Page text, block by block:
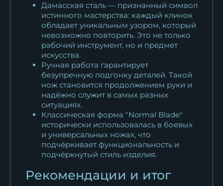
Дамасская сталь — признанный символ
истинного мастерства: каждый клинок
обладает уникальным узором, который
невозможно повторить. Это не только
рабочий инструмент, но и предмет
искусства.
Ручная работа гарантирует
безупречную подгонку деталей. Такой
нож становится продолжением руки и
надёжно служит в самых разных
ситуациях.
Классическая форма "Normal Blade"
исторически использовалась в боевых
и универсальных ножах, что
подчёркивает функциональность и
подчёркнутый стиль изделия.
Рекомендации и итог